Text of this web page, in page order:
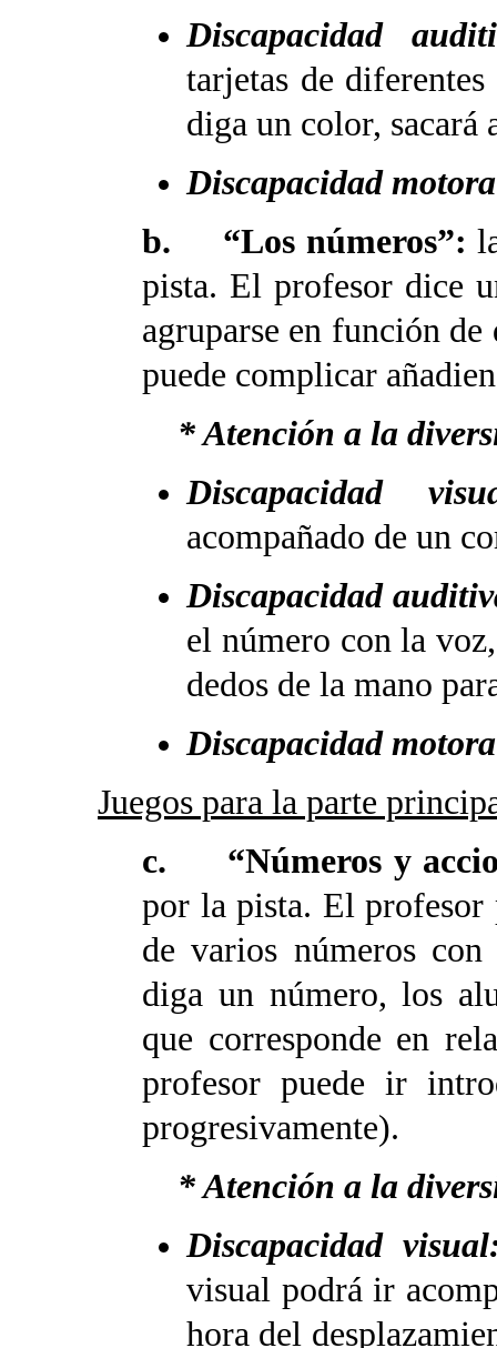
Discapacidad
tarjetas de
diga un color,
Discapacidad
b. “Los números”:
pista. El profesor dice
agruparse en función
puede complicar
* Atención a la
Discapacidad
acompañado de un
Discapacidad
el número con la
dedos de la mano
Discapacidad
Juegos para la parte
c. “Números y
por la pista. El profesor
de varios números
diga un número, los
que corresponde en
profesor puede ir
progresivamente).
* Atención a la
Discapacidad
visual podrá ir
hora del